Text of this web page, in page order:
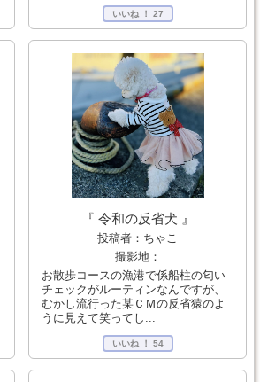
いいね ！ 27
『 令和の反省犬 』
投稿者：ちゃこ
撮影地：
お散歩コースの漁港で係船柱の匂い
チェックがルーティンなんですが、
むかし流行った某ＣＭの反省猿のよ
うに見えて笑ってし...
いいね ！ 54